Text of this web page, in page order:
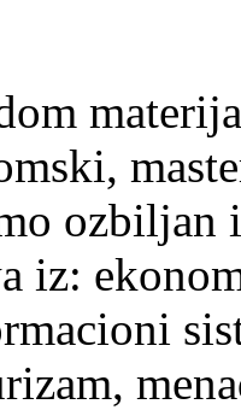
ozbiljan
iz: